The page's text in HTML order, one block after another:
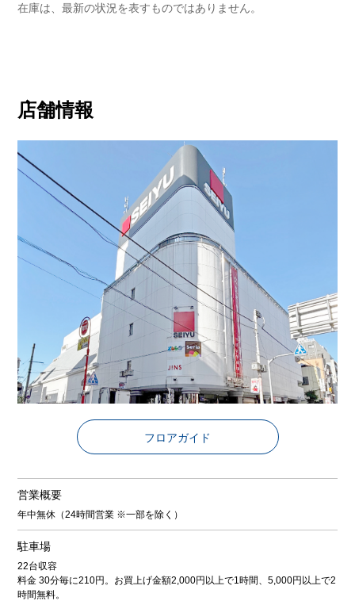
在庫は、最新の状況を表すものではありません。
店舗情報
フロアガイド
営業概要
年中無休（24時間営業 ※一部を除く）
駐車場
22台収容
料金 30分毎に210円。お買上げ金額2,000円以上で1時間、5,000円以上で2
時間無料。